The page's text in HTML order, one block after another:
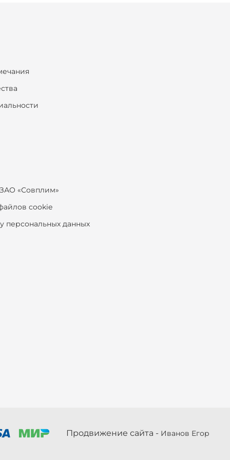
«Совплим»
cookie
персональных данных
Продвижение сайта - Иванов Егор